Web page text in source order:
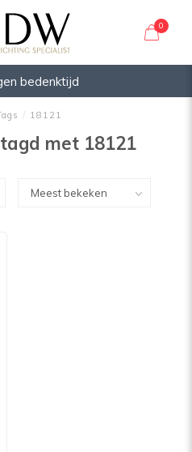
0
bedenktijd
/ 18121
met 18121